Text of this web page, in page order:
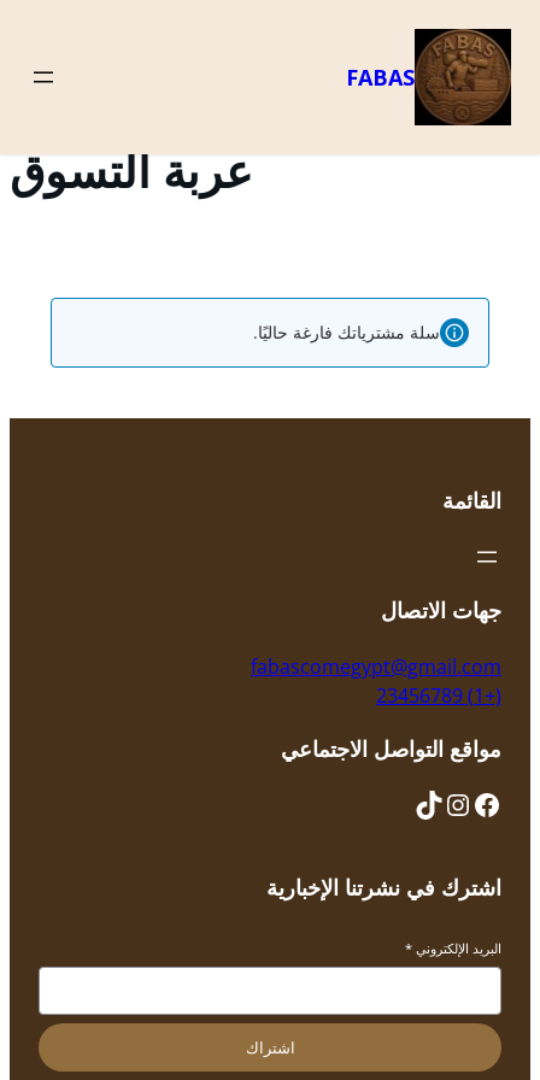
FABAS
عربة التسوق
سلة مشترياتك فارغة حاليًا.
القائمة
جهات الاتصال
fabascomegypt@gmail.com
(+1) 23456789
مواقع التواصل الاجتماعي
اشترك في نشرتنا الإخبارية
البريد الإلكتروني *
اشتراك